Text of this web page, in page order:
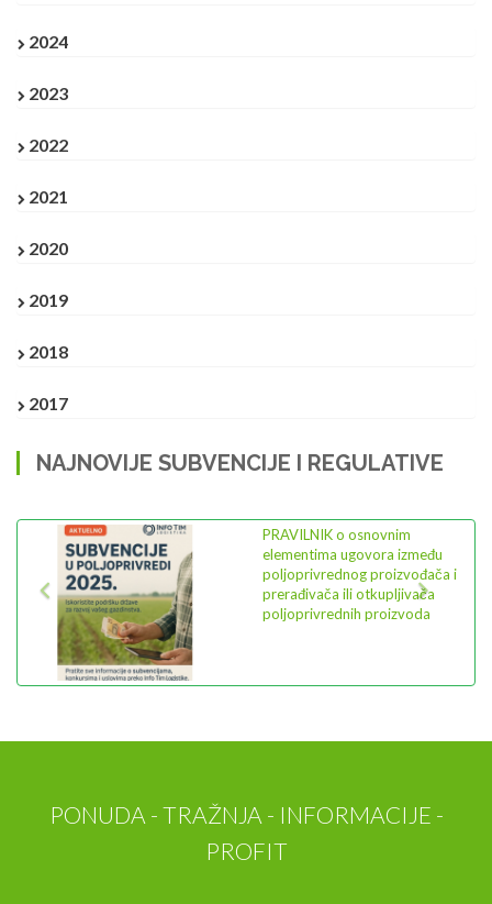
2024
2023
2022
2021
2020
2019
2018
2017
NAJNOVIJE SUBVENCIJE I REGULATIVE
PRAVILNIK o osnovnim
elementima ugovora između
poljoprivrednog proizvođača i
prerađivača ili otkupljivača
poljoprivrednih proizvoda
Previous Next
PONUDA - TRAŽNJA - INFORMACIJE -
PROFIT